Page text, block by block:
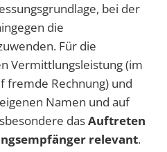
bei der
die
Für die
Vermittlungsleistung (im
fremde Rechnung) und
Namen und auf
dasAuftreten
relevant.